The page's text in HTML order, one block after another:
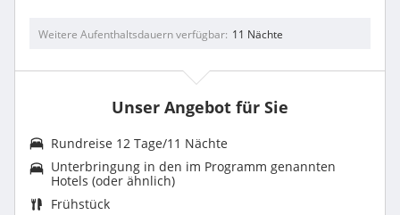
Weitere Aufenthaltsdauern verfügbar 11 Nächte
Unser Angebot für Sie
Rundreise 12 Tage/11 Nächte
Unterbringung in den im Programm genannten
Hotels (oder ähnlich)
Frühstück